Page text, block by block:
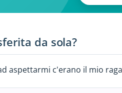
da sola?
aspettarmi c'erano il mio